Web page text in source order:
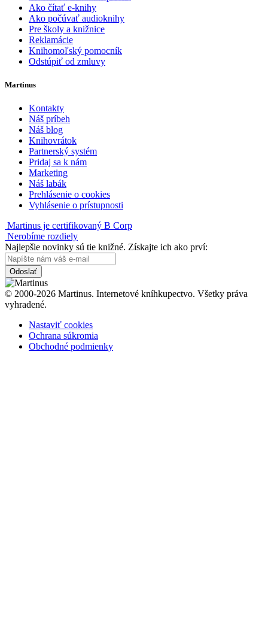
Ako čítať e-knihy
Ako počúvať audioknihy
Pre školy a knižnice
Reklamácie
Knihomoľský pomocník
Odstúpiť od zmluvy
Martinus
Kontakty
Náš príbeh
Náš blog
Knihovrátok
Partnerský systém
Pridaj sa k nám
Marketing
Náš labák
Prehlásenie o cookies
Vyhlásenie o prístupnosti
Martinus je certifikovaný B Corp
Nerobíme rozdiely
Najlepšie novinky sú tie knižné. Získajte ich ako prví:
Odoslať
© 2000-2026 Martinus. Internetové kníhkupectvo. Všetky práva
vyhradené.
Nastaviť cookies
Ochrana súkromia
Obchodné podmienky